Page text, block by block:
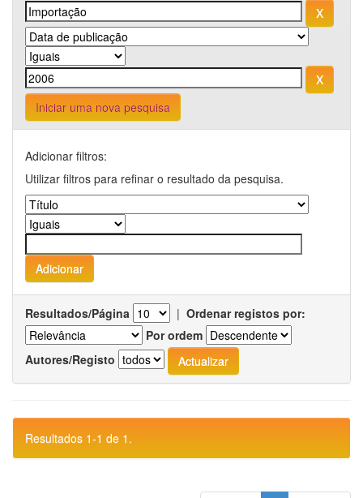
Iniciar uma nova pesquisa
Adicionar filtros:
Utilizar filtros para refinar o resultado da pesquisa.
Resultados/Página | Ordenar registos por:
Por ordem
Autores/Registo
Resultados 1-1 de 1.